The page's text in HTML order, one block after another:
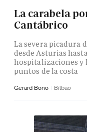
La carabela
Cantábrico
La severa picadura
desde Asturias
hospitalizaciones y
puntos de la costa
Gerard Bono Bilbao